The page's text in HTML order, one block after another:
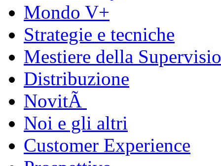
Mondo V+
Strategie e tecniche
Mestiere della
Distribuzione
NovitÃ
Noi e gli altri
Customer Experience